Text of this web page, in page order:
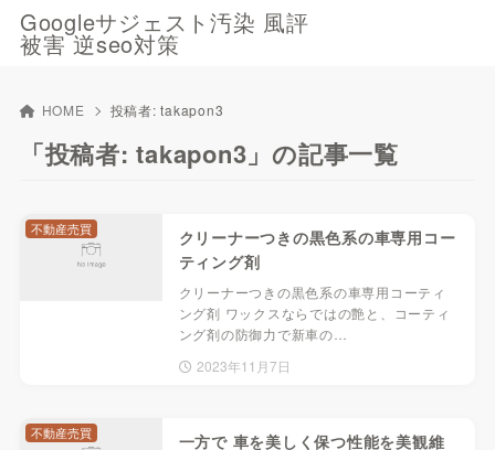
Googleサジェスト汚染 風評
被害 逆seo対策
HOME 投稿者:takapon3
「投稿者: takapon3」の記事一覧
クリーナーつきの黒色系の車専用コー
ティング剤
クリーナーつきの黒色系の車専用コーティ
ング剤 ワックスならではの艶と、コーティ
ング剤の防御力で新車の…
2023年11月7日
不動産売買
一方で 車を美しく保つ性能を美観維
不動産売買